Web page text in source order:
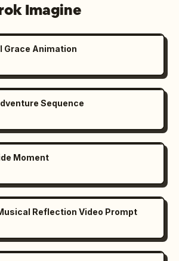
Imagine
Grace Animation
Sequence
Moment
Reflection Video Prompt